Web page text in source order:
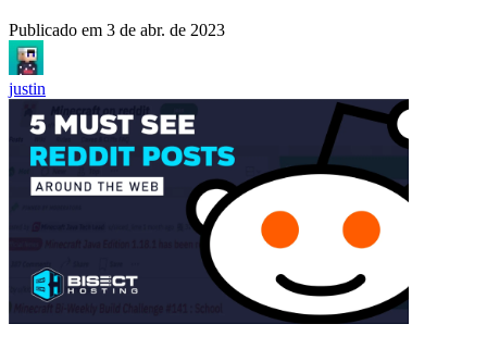
Publicado em 3 de abr. de 2023
justin